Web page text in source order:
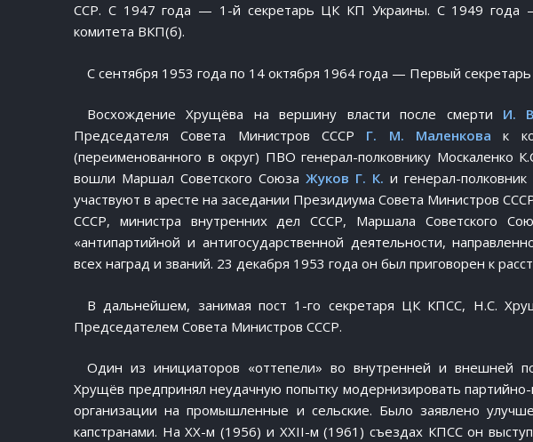
ССР. С 1947 года — 1-й секретарь ЦК КП Украины. С 1949 года
комитета ВКП(б).
С сентября 1953 года по 14 октября 1964 года — Первый
Восхождение Хрущёва на вершину власти после смерти И.
Председателя Совета Министров СССР Г. М. Маленкова к
(переименованного в округ) ПВО генерал-полковнику Москаленко
вошли Маршал Советского СоюзаЖуков Г. К. и генерал-
участвуют в аресте на заседании Президиума Совета Министров
СССР, министра внутренних дел СССР, Маршала Советского
«антипартийной и антигосударственной деятельности,
всех наград и званий. 23 декабря 1953 года он был приговорен к
В дальнейшем, занимая пост 1-го секретаря ЦК КПСС, Н.С.
Председателем Совета Министров СССР.
Один из инициаторов «оттепели» во внутренней и внешней
Хрущёв предпринял неудачную попытку модернизировать
организации на промышленные и сельские. Было заявлено
капстранами. На XX-м (1956) и XXII-м (1961) съездах КПСС он